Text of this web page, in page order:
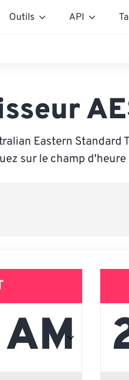
Outils API
Eastern Standard
sur le champ